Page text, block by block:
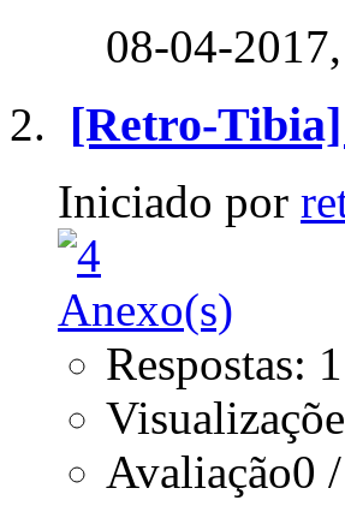
08-04-2017,
[Retro-
Iniciado por
Respostas: 1
Avaliação0